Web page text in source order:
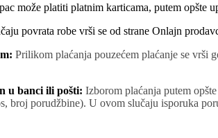
može platiti platnim karticama, putem opšte
povrata robe vrši se od strane Onlajn
Prilikom plaćanja pouzećem plaćanje se vrši
u banci ili pošti: Izborom plaćanja putem
broj porudžbine). U ovom slučaju isporuka